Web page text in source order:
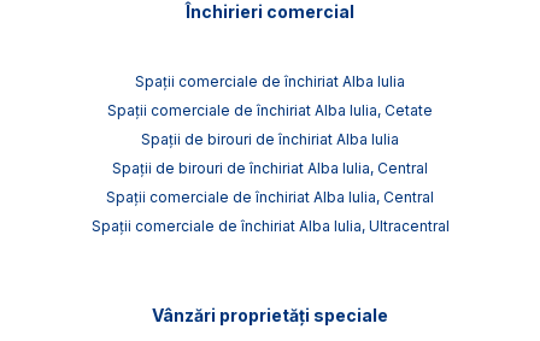
Închirieri comercial
Spații comerciale de închiriat Alba Iulia
Spații comerciale de închiriat Alba Iulia, Cetate
Spații de birouri de închiriat Alba Iulia
Spații de birouri de închiriat Alba Iulia, Central
Spații comerciale de închiriat Alba Iulia, Central
Spații comerciale de închiriat Alba Iulia, Ultracentral
Vânzări proprietăți speciale